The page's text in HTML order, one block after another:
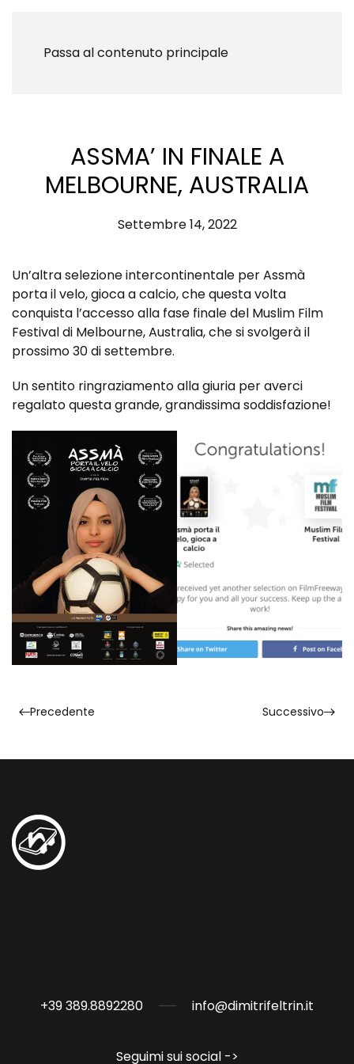
Passa al contenuto principale
ASSMA’ IN FINALE A
MELBOURNE, AUSTRALIA
Settembre 14, 2022
Un’altra selezione intercontinentale per Assmà
porta il velo, gioca a calcio, che questa volta
conquista l’accesso alla fase finale del Muslim Film
Festival di Melbourne, Australia, che si svolgerà il
prossimo 30 di settembre.
Un sentito ringraziamento alla giuria per averci
regalato questa grande, grandissima soddisfazione!
Precedente Successivo
+39 389.8892280 info@dimitrifeltrin.it
Seguimi sui social ->